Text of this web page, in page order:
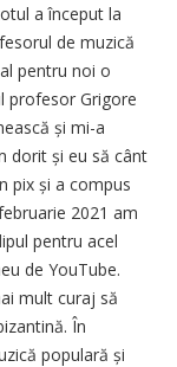
a început la
de muzică
pentru noi o
profesor Grigore
și mi-a
dorit și eu să cânt
pix și a compus
2021 am
pentru acel
de YouTube.
mult curaj să
În
populară și